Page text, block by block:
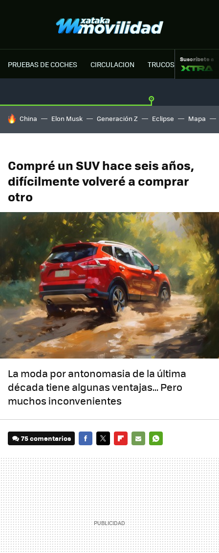
PRUEBAS DE COCHES CIRCULACION TRUCOS MOTOR
Suscríbete a
HOY SE HABLA DE
China Elon Musk Generación Z Eclipse Mapa
Compré un SUV hace seis años,
difícilmente volveré a comprar
otro
La moda por antonomasia de la última
década tiene algunas ventajas... Pero
muchos inconvenientes
75 comentarios
MAIL